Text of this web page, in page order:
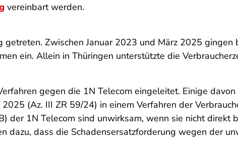
vereinbart werden.
Zwischen Januar 2023 und März 2025 gingen
ein. Allein in Thüringen unterstützte die
gegen die 1N Telecom eingeleitet. Einige
(Az. III ZR 59/24) in einem Verfahren der
der 1N Telecom sind unwirksam, wenn sie nicht direkt
dazu, dass die Schadensersatzforderung wegen der